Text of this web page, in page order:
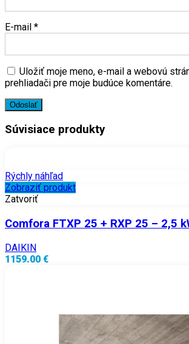
E-mail *
Uložiť moje meno, e-mail a webovú
prehliadači pre moje budúce komentáre.
Súvisiace produkty
Rýchly náhľad
Zobraziť produkt
Zatvoriť
Comfora FTXP 25 + RXP 25 – 2,5
DAIKIN
1159.00 €